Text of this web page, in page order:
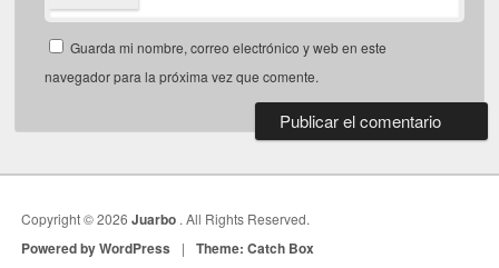
Guarda mi nombre, correo electrónico y web en este
navegador para la próxima vez que comente.
Copyright © 2026Juarbo . All Rights Reserved.
Powered by WordPress | Theme: Catch Box